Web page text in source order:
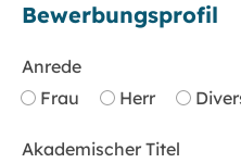
Bewerbungsprofil
Anrede
Frau
Herr
Akademischer Titel